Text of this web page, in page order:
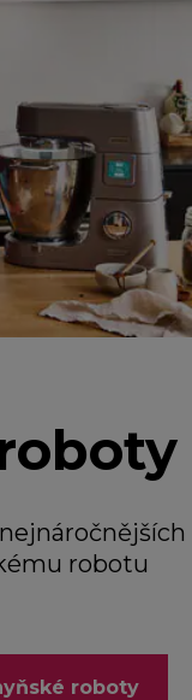
robotu
roboty